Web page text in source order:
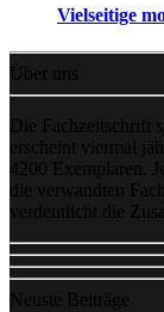
Vielseitige
Über uns
Die Fachzeitschrift
erscheint viermal
4200 Exemplaren.
die verwandten
verdeutlicht die
Neuste Beiträge